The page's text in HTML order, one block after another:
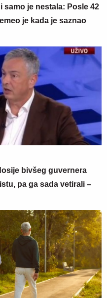
samo je nestala: Posle 42
je kada je saznao
bivšeg guvernera
pa ga sada vetirali –